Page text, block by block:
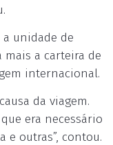
a unidade de
a carteira de
internacional.
da viagem.
era necessário
e outras”, contou.